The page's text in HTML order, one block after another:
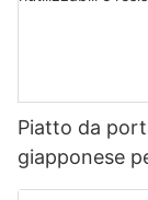
Piatto da
giapponese
di qualità